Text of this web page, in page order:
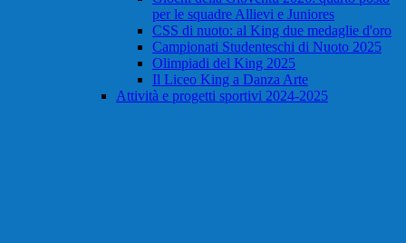
per le squadre Allievi e Juniores
CSS di nuoto: al King due medaglie d'oro
Campionati Studenteschi di Nuoto 2025
Olimpiadi del King 2025
Il Liceo King a Danza Arte
Attività e progetti sportivi 2024-2025